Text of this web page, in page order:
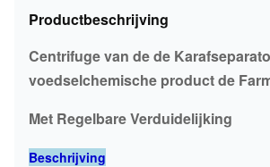
Productbeschrijving
Centrifuge van de de
voedselchemische product de
Met Regelbare Verduidelijking
Beschrijving